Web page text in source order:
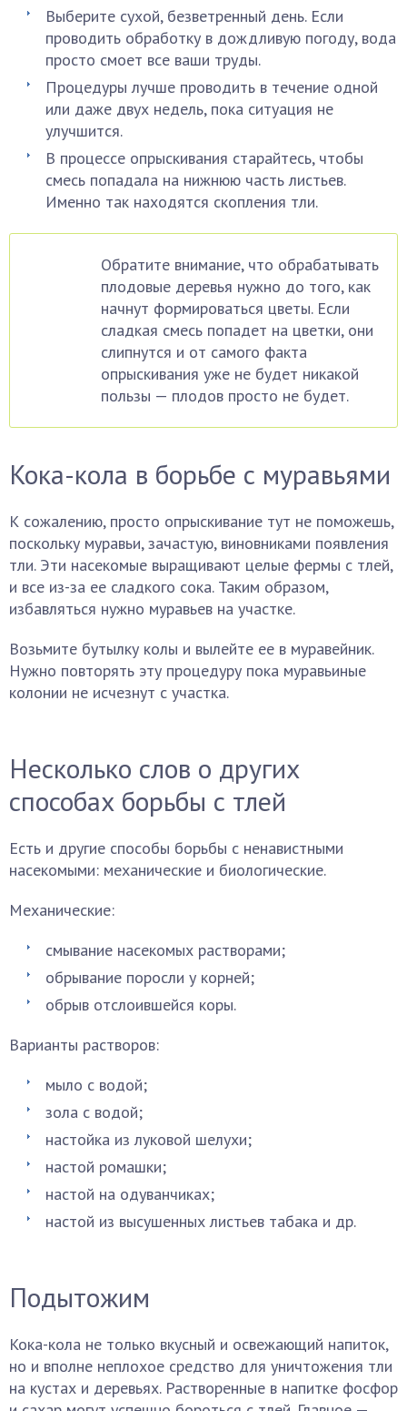
Выберите сухой, безветренный день. Если
проводить обработку в дождливую погоду, вода
просто смоет все ваши труды.
Процедуры лучше проводить в течение одной
или даже двух недель, пока ситуация не
улучшится.
В процессе опрыскивания старайтесь, чтобы
смесь попадала на нижнюю часть листьев.
Именно так находятся скопления тли.
Обратите внимание, что обрабатывать
плодовые деревья нужно до того, как
начнут формироваться цветы. Если
сладкая смесь попадет на цветки, они
слипнутся и от самого факта
опрыскивания уже не будет никакой
пользы — плодов просто не будет.
Кока-кола в борьбе с муравьями
К сожалению, просто опрыскивание тут не поможешь,
поскольку муравьи, зачастую, виновниками появления
тли. Эти насекомые выращивают целые фермы с тлей,
и все из-за ее сладкого сока. Таким образом,
избавляться нужно муравьев на участке.
Возьмите бутылку колы и вылейте ее в муравейник.
Нужно повторять эту процедуру пока муравьиные
колонии не исчезнут с участка.
Несколько слов о других
способах борьбы с тлей
Есть и другие способы борьбы с ненавистными
насекомыми: механические и биологические.
Механические:
смывание насекомых растворами;
обрывание поросли у корней;
обрыв отслоившейся коры.
Варианты растворов:
мыло с водой;
зола с водой;
настойка из луковой шелухи;
настой ромашки;
настой на одуванчиках;
настой из высушенных листьев табака и др.
Подытожим
Кока-кола не только вкусный и освежающий напиток,
но и вполне неплохое средство для уничтожения тли
на кустах и деревьях. Растворенные в напитке фосфор